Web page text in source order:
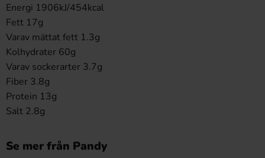
Energi 1906kJ/454kcal
Fett 17g
Varav mättat fett 1.3g
Kolhydrater 60g
Varav sockerarter 3.7g
Fiber 3.8g
Protein 13g
Salt 2.8g
Se mer från Pandy